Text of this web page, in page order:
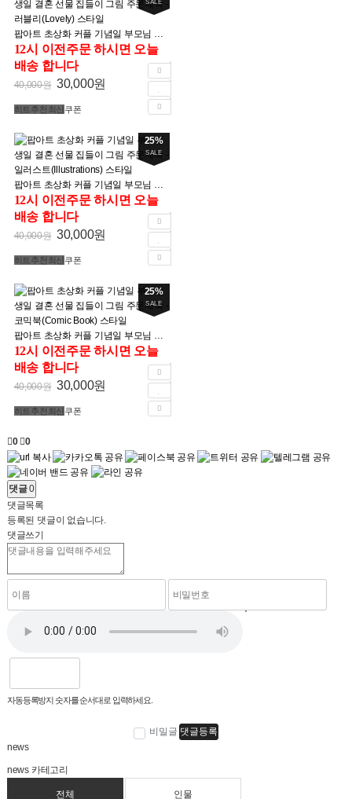
SALE
팝아트 초상화 커플 기념일 부모님 생일 결혼 선물 집들이 그림 주문제작 - 러블리(Lovely) 스타일
12시 이전주문 하시면 오늘
배송 합니다
40,000원 30,000원
히트 추천 최신쿠폰
25%
SALE
팝아트 초상화 커플 기념일 부모님 생일 결혼 선물 집들이 그림 주문제작 - 일러스트(Illustrations) 스타일
12시 이전주문 하시면 오늘
배송 합니다
40,000원 30,000원
히트 추천 최신쿠폰
25%
SALE
팝아트 초상화 커플 기념일 부모님 생일 결혼 선물 집들이 그림 주문제작 - 코믹북(Comic Book) 스타일
12시 이전주문 하시면 오늘
배송 합니다
40,000원 30,000원
히트 추천 최신쿠폰
0 0
댓글0
댓글목록
등록된 댓글이 없습니다.
댓글쓰기
자동등록방지 숫자를 순서대로 입력하세요.
비밀글 댓글등록
news
news 카테고리
전체 인물